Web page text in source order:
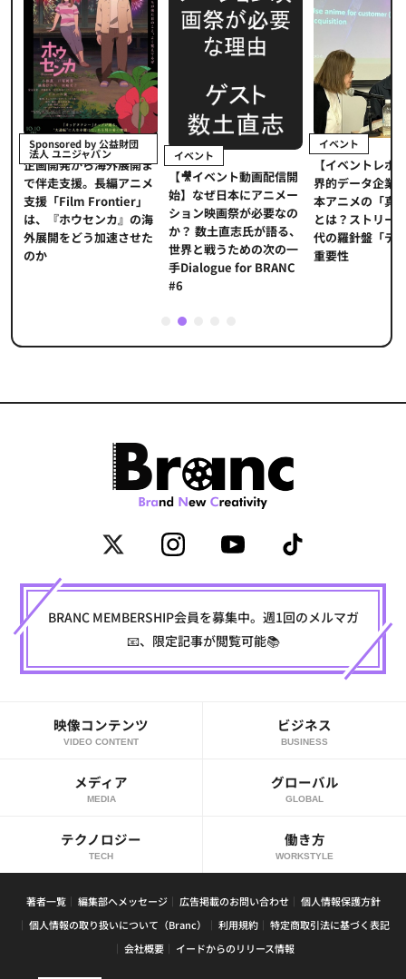
Sponsored by 公益財団
法人 ユニジャパン
企画開発から海外展開ま
で伴走支援。長編アニメ
支援「Film Frontier」
は、『ホウセンカ』の海
外展開をどう加速させた
のか
イベント
【🎥イベント動画配信開
始】なぜ日本にアニメー
ション映画祭が必要なの
か？ 数土直志氏が語る、
世界と戦うための次の一
手Dialogue for BRANC
#6
イベント
【イベントレポ
界的データ企業
本アニメの「真
とは？ストリー
代の羅針盤「デ
重要性
2
BRANC MEMBERSHIP会員を募集中。週1回のメルマガ
📧、限定記事が閲覧可能📚
映像コンテンツ
VIDEO CONTENT
ビジネス
BUSINESS
メディア
MEDIA
グローバル
GLOBAL
テクノロジー
TECH
働き方
WORKSTYLE
著者一覧 編集部へメッセージ 広告掲載のお問い合わせ
個人情報保護方針
個人情報の取り扱いについて（Branc）
利用規約
特定商取引法に基づく表記
会社概要
イードからのリリース情報